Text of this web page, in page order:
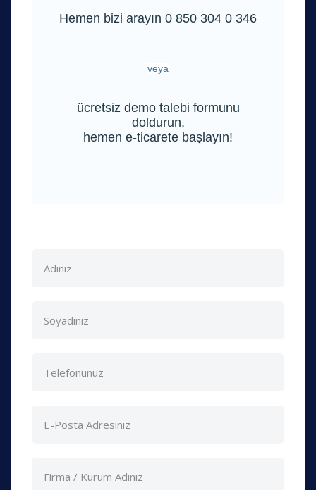
Hemen bizi arayın 0 850 304 0 346
veya
ücretsiz demo talebi formunu
doldurun,
hemen e-ticarete başlayın!